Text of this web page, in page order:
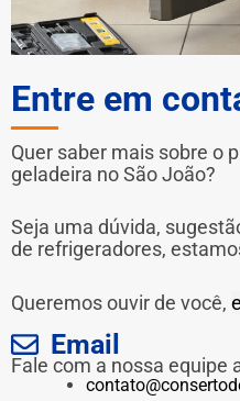
Entre em
Quer saber mais sobre o
geladeira no São João?
Seja uma dúvida,
de refrigeradores,
Queremos ouvir de você,
Email
Fale com a nossa equipe